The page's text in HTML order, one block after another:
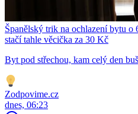
Španělský trik na ochlazení bytu o
stačí tahle věcička za 30 Kč
Byt pod střechou, kam celý den
Zodpovime.cz
dnes, 06:23